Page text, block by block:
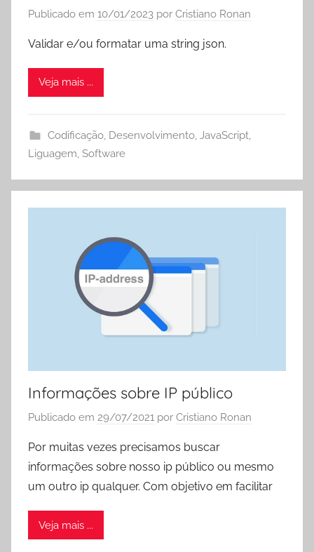
Publicado em 10/01/2023 por Cristiano Ronan
Validar e/ou formatar uma string json.
Veja mais ...
Codificação, Desenvolvimento, JavaScript,
Liguagem, Software
Informações sobre IP público
Publicado em 29/07/2021 por Cristiano Ronan
Por muitas vezes precisamos buscar
informações sobre nosso ip público ou mesmo
um outro ip qualquer. Com objetivo em facilitar
Veja mais ...